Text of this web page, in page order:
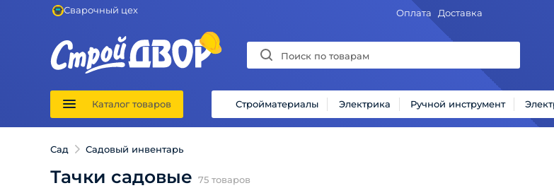
Сварочный цех Оплата Доставка
Каталог товаров Стройматериалы Электрика Ручной инструмент
Сад Садовый инвентарь
Тачки садовые 75 товаров